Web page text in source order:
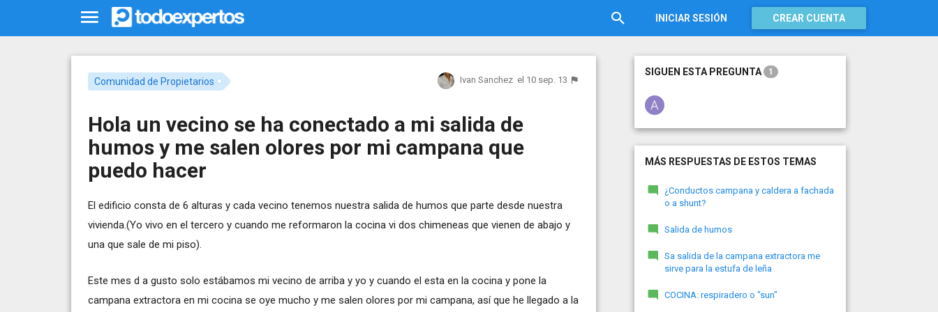
INICIAR SESIÓN CREAR CUENTA
Comunidad de Propietarios Ivan Sanchez el 10 sep. 13
Hola un vecino se ha conectado a mi salida de
humos y me salen olores por mi campana que
puedo hacer
El edificio consta de 6 alturas y cada vecino tenemos nuestra salida de humos que parte desde nuestra
vivienda.(Yo vivo en el tercero y cuando me reformaron la cocina vi dos chimeneas que vienen de abajo y
una que sale de mi piso).
Este mes d a gusto solo estábamos mi vecino de arriba y yo y cuando el esta en la cocina y pone la
campana extractora en mi cocina se oye mucho y me salen olores por mi campana, así que he llegado a la
SIGUEN ESTA PREGUNTA 1
MÁS RESPUESTAS DE ESTOS TEMAS
¿Conductos campana y caldera a fachada
o a shunt?
Salida de humos
Sa salida de la campana extractora me
sirve para la estufa de leña
COCINA: respiradero o "sun"